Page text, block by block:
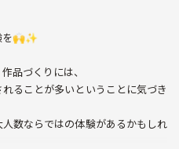
を🙌✨
品づくりには、
ることが多いということに気づき
数ならではの体験があるかもしれ